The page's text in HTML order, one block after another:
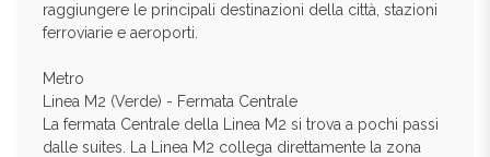
raggiungere le principali destinazioni della città, stazioni
ferroviarie e aeroporti.
Metro
Linea M2 (Verde) - Fermata Centrale
La fermata Centrale della Linea M2 si trova a pochi passi
dalle suites. La Linea M2 collega direttamente la zona